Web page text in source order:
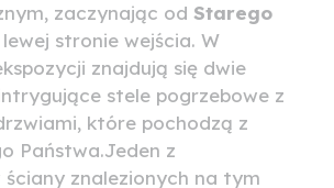
zaczynając od Starego
stronie wejścia. W
znajdują się dwie
stele pogrzebowe z
które pochodzą z
Państwa.Jeden z
znalezionych na tym